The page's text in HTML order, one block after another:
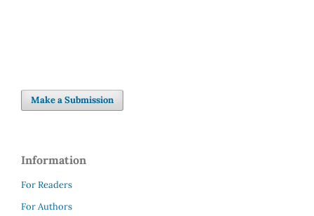
Make a Submission
Information
For Readers
For Authors